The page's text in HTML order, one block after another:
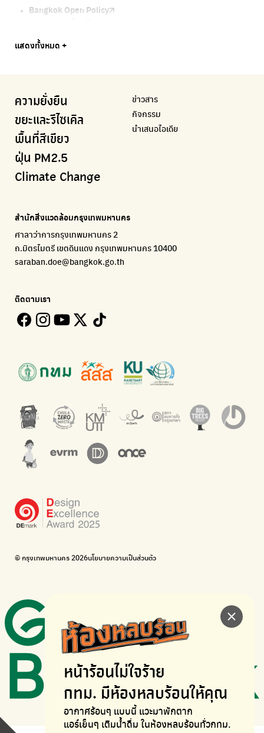
หน้าร้อนไม่ใจร้าย
กทม. มีห้องหลบร้อนให้คุณ
อากาศร้อนๆ แบบนี้ แวะมาพักตาก
แอร์เย็นๆ เติมน้ำดื่ม ในห้องหลบร้อนทั่วกทม.
Bangkok Open Policy
Bangkok Trees
BKK Zero Waste
กรุงเทพฯไม่เทรวม
ลุงซาเล้งกับขยะที่หายไป
CHULA Zero Waste
จัดการขยะภายในพื้นที่อย่างเป็นระบบ
แพลตฟอร์มเพื่อสิ่งแวดล้อม
ติดตามความคืบหน้านโยบายกรุงเทพมหานคร
Kong Green Green
แอปแยกขยะได้ง่ายๆเพียงสแกนบาร์โค้ดสินค้า
Net Zero Carbon
The Sustainment
การบริหารองค์กรเพื่อสังคมและสิ่งแวดล้อม
WonWon
รวมร้านซ่อมใกล้บ้านคุณ
Bike for Everyone
BUCA
ภาคีจักรยานเมือง กรุงเทพฯ
แสดงทั้งหมด +
CHULA Zero Waste
Green2Get
กรมควบคุมมลพิษ
แหล่งข้อมูลเกี่ยวกับมาตรฐานคุณภาพอากาศ น้ำ และเสียง
มูลนิธิโลกสีเขียว
How to ting
การแยกขยะให้สนุก
แพลตฟอร์มการจัดการพลาสติกชีวภาพหลังการกินดื่ม
รับซื้อขยะถึงบ้าน
ECOLIFE
กำจัด E-waste อย่างถูกวิธี ตามจุดรับ และไปรษณีย์
Green map
มือวิเศษกรุงเทพ
บริจาคขยะไปอัพไซเคิลเป็นชุดพนักงานกวาดถนน
WonWon
รวมร้านซ่อมใกล้บ้านคุณ
กรมควบคุมมลพิษ
Line Alert
Greenpeace
มูลนิธิสภาประชาชนเพื่อสิ่งแวดล้อม
สำนักสิ่งแวดล้อม กรุงเทพมหานคร
เตะฝุ่น
แผนที่การระบายอากาศในช่วงสูงสุดของแต่ละวัน
Thai Green Urban (TGU)
Urban Design and Development Center
กระทรวงทรัพยากรธรรมชาติและสิ่งแวดล้อม
กรมส่งเสริมคุณภาพและสิ่งแวดล้อม
Greenpeace
Climate Strike Thailand
Carbon Footprint Thailand
เรียนรู้เครื่องมือคำนวณคาร์บอนฟุตพริ้นท์
กรมอุตุนิยมวิทยา
Net Zero Carbon
Everything about our planet and more
35 Hours Bangkok Nature Play
โครงการ 35 ชั่วโมงการเรียนรู้ธรรมชาติผ่านการเล่น
ความยั่งยืน
ขยะและรีไซเคิล
พื้นที่สีเขียว
ฝุ่น PM2.5
Climate Change
ข่าวสาร
กิจกรรม
นำเสนอไอเดีย
สำนักสิ่งแวดล้อมกรุงเทพมหานคร
ศาลาว่าการกรุงเทพมหานคร 2
ถ.มิตรไมตรี เขตดินแดง กรุงเทพมหานคร 10400
saraban.doe@bangkok.go.th
ติดตามเรา
© กรุงเทพมหานคร 2026นโยบายความเป็นส่วนตัว